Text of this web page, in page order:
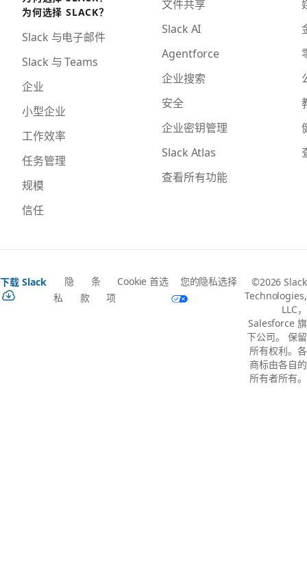
为何选择 SLACK？
Slack 与电子邮件
Slack 与 Teams
企业
小型企业
工作效率
任务管理
规模
信任
文件共享
Slack AI
Agentforce
企业搜索
安全
企业密钥管理
Slack Atlas
查看所有功能
下载 Slack
隐
私
条
款
Cookie 首选
项
您的隐私选择
©2026 Slack
Technologies,
LLC，
Salesforce 旗
下公司。 保留
所有权利。各
商标由各自的
所有者所有。